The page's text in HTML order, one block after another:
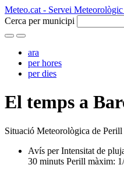
Meteo.cat - Servei
Cerca per municipi
ara
per hores
per dies
El temps a
Situació Meteorològica de Perill
Avís per Intensitat de
30 minuts Perill màxim: